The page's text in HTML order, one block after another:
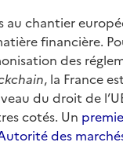
au chantier
financière.
des
, la France
du droit de
cotés. Un
des